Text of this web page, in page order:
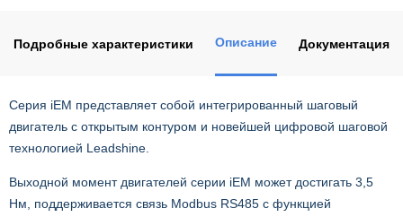
Подробные характеристики Описание Документация
Серия iEM представляет собой интегрированный шаговый
двигатель с открытым контуром и новейшей цифровой шаговой
технологией Leadshine.
Выходной момент двигателей серии iEM может достигать 3,5
Нм, поддерживается связь Modbus RS485 с функцией